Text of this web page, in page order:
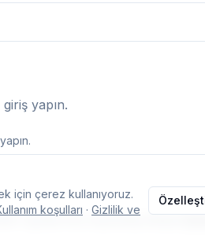
yapın.
Typelish·Ana Sayfa·Ekip
için çerez kullanıyoruz.
koşulları · Gizlilik ve